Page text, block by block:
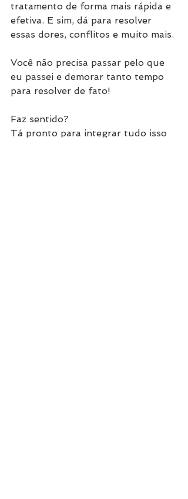
tratamento de forma mais rápida e
efetiva. E sim, dá para resolver
essas dores, conflitos e muito mais.
Você não precisa passar pelo que
eu passei e demorar tanto tempo
para resolver de fato!
Faz sentido?
Tá pronto para integrar tudo isso